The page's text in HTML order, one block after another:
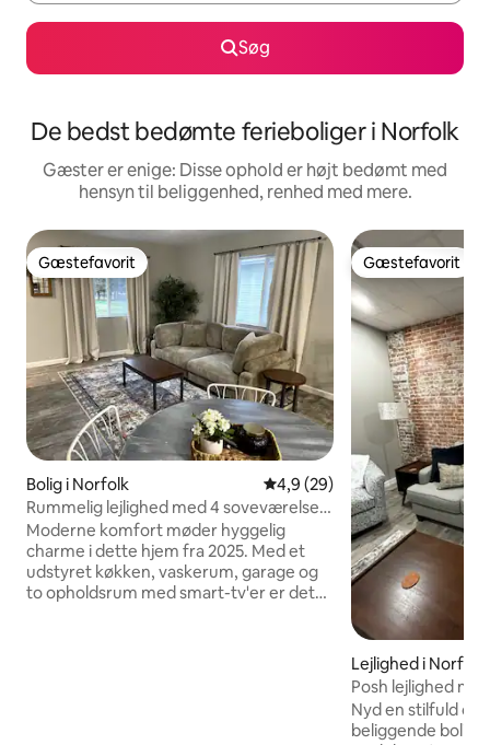
Søg
De bedst bedømte ferieboliger i Norfolk
Gæster er enige: Disse ophold er højt bedømt med
hensyn til beliggenhed, renhed med mere.
Gæstefavorit
Gæstefavorit
Bolig i Norfolk 4,9 ud af 5 i gennemsnitlig
4,9 (29)
Rummelig lejlighed med 4 soveværelser
og garage til 2 biler | 2 minutter til
centrum
Moderne komfort møder hyggelig
charme i dette hjem fra 2025. Med et
udstyret køkken, vaskerum, garage og
to opholdsrum med smart-tv'er er det
Gæstefavorit
Gæstefavorit
Lejlighed i Norfolk
Posh lejlighed
Nyd en stilfuld
beliggende bolig. Denne bolig har en